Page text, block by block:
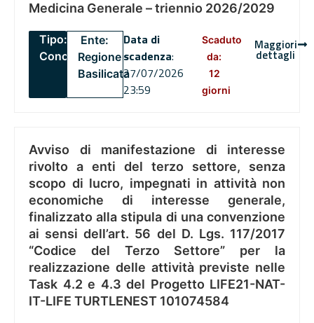
Medicina Generale – triennio 2026/2029
Tipo:
Concorsi
Ente:
Regione
Basilicata
Data di
scadenza:
27/07/2026
23:59
Scaduto
da:
12
giorni
Maggiori
dettagli
Avviso di manifestazione di interesse
rivolto a enti del terzo settore, senza
scopo di lucro, impegnati in attività non
economiche di interesse generale,
finalizzato alla stipula di una convenzione
ai sensi dell’art. 56 del D. Lgs. 117/2017
“Codice del Terzo Settore” per la
realizzazione delle attività previste nelle
Task 4.2 e 4.3 del Progetto LIFE21-NAT-
IT-LIFE TURTLENEST 101074584